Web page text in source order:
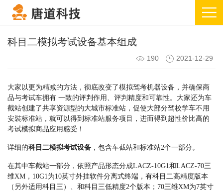
科目二模拟考试设备基本组成
190 2021-12-29
大家以更为精减的方法，彻底改变了模拟驾考机器设备，并确保商
品与考试车拥有 一致的评判作用、评判精度和可靠性。大家还为车
截站创建了共享资源型的大城市标准站，促使大部分驾校学车不用
安裝标准站，就可以得到标准站服务项目，进而得到超性价比高的
考试模拟商品应用感受！
详细的科目二模拟考试设备 ，包含车截站和标准站2个一部分。
在其中车截站一部分，依照产品形态分成LACZ-10G1和LACZ-70三
维XM，10G1为10英寸外挂软件分离式终端，有科目二高精度版本
（另外适用科目三）、和科目三低精度2个版本；70三维XM为7英寸